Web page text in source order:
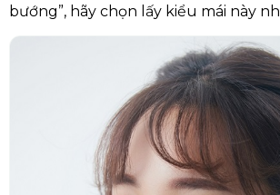
bướng”, hãy chọn lấy kiểu mái này